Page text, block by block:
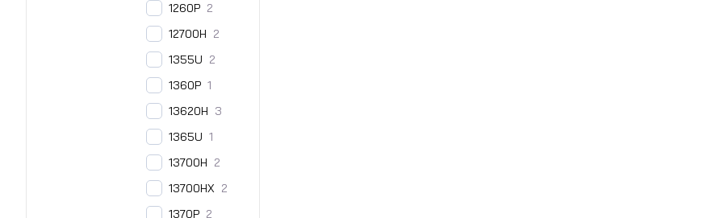
1260P 2
12700H 2
1355U 2
1360P 1
13620H 3
1365U 1
13700H 2
13700HX 2
1370P 2